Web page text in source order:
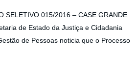
SELETIVO 015/2016 – CASE GRANDE
de Estado da Justiça e Cidadania
de Pessoas noticia que o Processo